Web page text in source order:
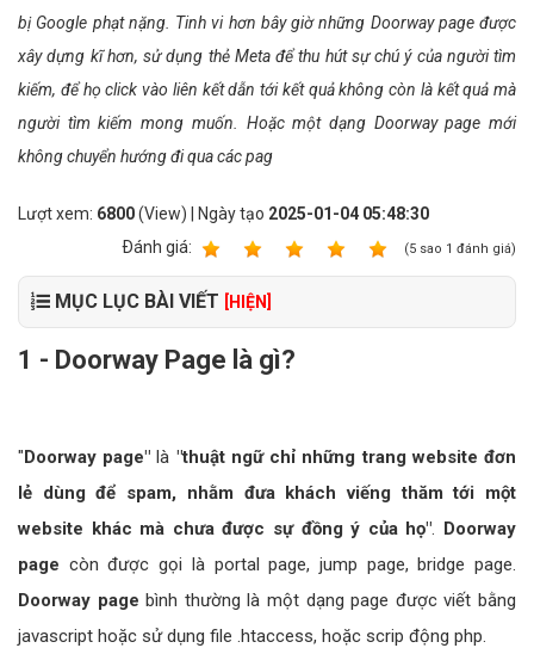
bị Google phạt nặng. Tinh vi hơn bây giờ những Doorway page được
xây dựng kĩ hơn, sử dụng thẻ Meta để thu hút sự chú ý của người tìm
kiếm, để họ click vào liên kết dẫn tới kết quả không còn là kết quả mà
người tìm kiếm mong muốn. Hoặc một dạng Doorway page mới
không chuyển hướng đi qua các pag
Lượt xem: 6800(View) | Ngày tạo 2025-01-04 05:48:30
Ðánh giá:
(5 sao 1 đánh giá)
MỤC LỤC BÀI VIẾT [HIỆN]
1 - Doorway Page là gì?
"Doorway page" là "thuật ngữ chỉ những trang website đơn
lẻ dùng để spam, nhằm đưa khách viếng thăm tới một
website khác mà chưa được sự đồng ý của họ". Doorway
page còn được gọi là portal page, jump page, bridge page.
Doorway page bình thường là một dạng page được viết bằng
javascript hoặc sử dụng file .htaccess, hoặc scrip động php.